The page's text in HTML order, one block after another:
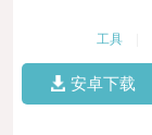
工具
安卓下载